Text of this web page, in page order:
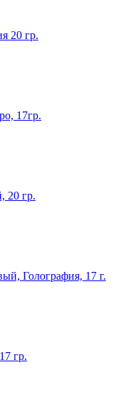
20 гр.
17гр.
20 гр.
Голография, 17 г.
гр.